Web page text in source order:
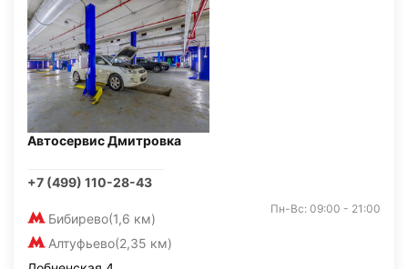
Автосервис Дмитровка
+7 (499) 110-28-43
Бибирево(1,6 км)
Алтуфьево(2,35 км)
Пн-Вс: 09:00 - 21:00